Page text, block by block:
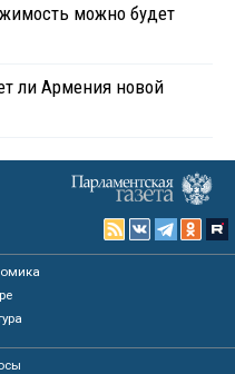
можно будет
ли Армения новой